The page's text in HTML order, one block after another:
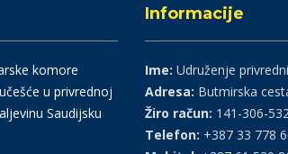
komore
u privrednoj
Saudijsku
Informacije
Ime: Udruženje
Adresa: Butmirska
Žiro račun: 141-306-
Telefon: +387 33 778